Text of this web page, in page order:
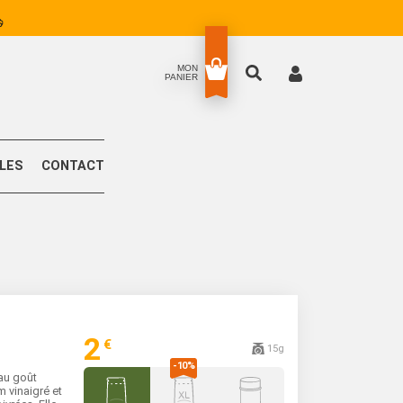
MON
PANIER
CONTACT
goût
vinaigré et
2 € 15g